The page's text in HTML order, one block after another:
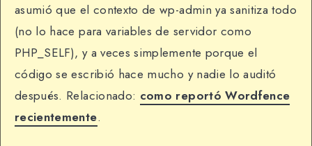
asumió que el contexto de wp-admin ya sanitiza todo
(no lo hace para variables de servidor como
PHP_SELF), y a veces simplemente porque el
código se escribió hace mucho y nadie lo auditó
después. Relacionado: como reportó Wordfence
recientemente.